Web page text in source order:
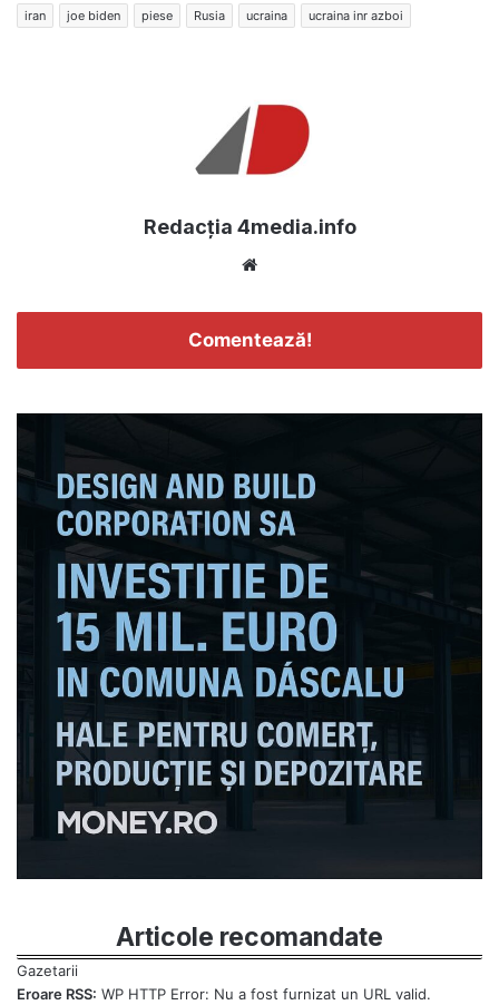
iran
joe biden piese Rusia ucraina ucraina inr azboi
Redacția 4media.info
Comentează!
Articole recomandate
Eroare RSS: WP HTTP Error: Nu a fost furnizat un URL valid.